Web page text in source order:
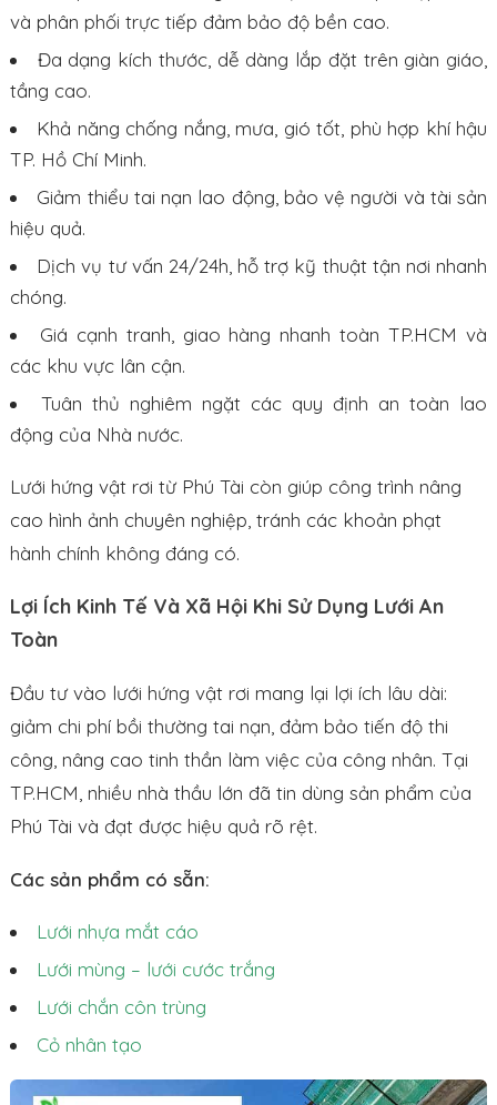
và phân phối trực tiếp đảm bảo độ bền cao.
Đa dạng kích thước, dễ dàng lắp đặt trên giàn giáo,
tầng cao.
Khả năng chống nắng, mưa, gió tốt, phù hợp khí hậu
TP. Hồ Chí Minh.
Giảm thiểu tai nạn lao động, bảo vệ người và tài sản
hiệu quả.
Dịch vụ tư vấn 24/24h, hỗ trợ kỹ thuật tận nơi nhanh
chóng.
Giá cạnh tranh, giao hàng nhanh toàn TP.HCM và
các khu vực lân cận.
Tuân thủ nghiêm ngặt các quy định an toàn lao
động của Nhà nước.
Lưới hứng vật rơi từ Phú Tài còn giúp công trình nâng
cao hình ảnh chuyên nghiệp, tránh các khoản phạt
hành chính không đáng có.
Lợi Ích Kinh Tế Và Xã Hội Khi Sử Dụng Lưới An
Toàn
Đầu tư vào lưới hứng vật rơi mang lại lợi ích lâu dài:
giảm chi phí bồi thường tai nạn, đảm bảo tiến độ thi
công, nâng cao tinh thần làm việc của công nhân. Tại
TP.HCM, nhiều nhà thầu lớn đã tin dùng sản phẩm của
Phú Tài và đạt được hiệu quả rõ rệt.
Các sản phẩm có sẵn:
Lưới nhựa mắt cáo
Lưới mùng – lưới cước trắng
Lưới chắn côn trùng
Cỏ nhân tạo